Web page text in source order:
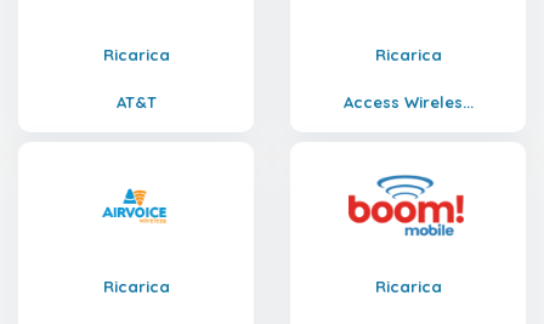
Ricarica
AT&T
Ricarica
Access Wireles...
Ricarica Ricarica